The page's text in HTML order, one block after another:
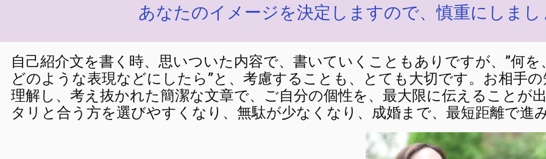
あなたのイメージを決定しますので、慎重にしまし
自己紹介文を書く時、思いついた内容で、書いていくこともありですが、”何
どのような表現などにしたら”と、考慮することも、とても大切です。お相手
理解し、考え抜かれた簡潔な文章で、ご自分の個性を、最大限に伝えることが
タリと合う方を選びやすくなり、無駄が少なくなり、成婚まで、最短距離で進